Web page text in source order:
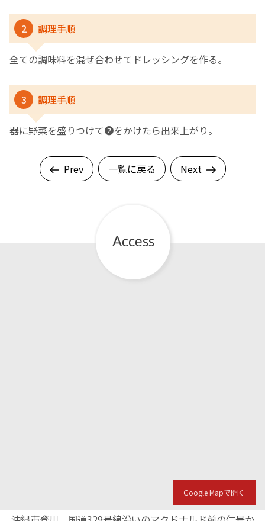
2 調理手順
全ての調味料を混ぜ合わせてドレッシングを作る。
3 調理手順
器に野菜を盛りつけて❷をかけたら出来上がり。
Prev 一覧に戻る Next
Google Mapで開く